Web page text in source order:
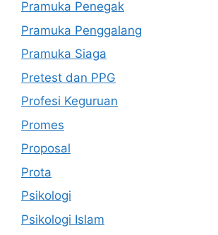
Pramuka Penegak
Pramuka Penggalang
Pramuka Siaga
Pretest dan PPG
Profesi Keguruan
Promes
Proposal
Prota
Psikologi
Psikologi Islam